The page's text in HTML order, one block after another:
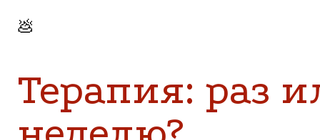
💩
Терапия: раз